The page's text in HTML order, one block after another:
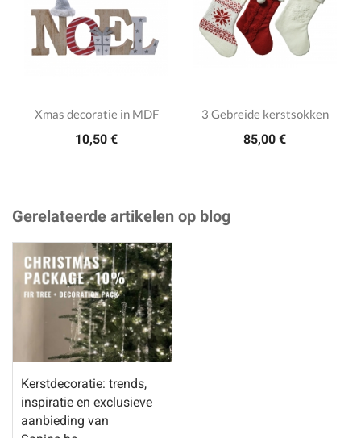
Xmas decoratie in MDF
10,50 €
3 Gebreide kerstsokken
85,00 €
Gerelateerde artikelen op blog
Kerstdecoratie: trends,
inspiratie en exclusieve
aanbieding van